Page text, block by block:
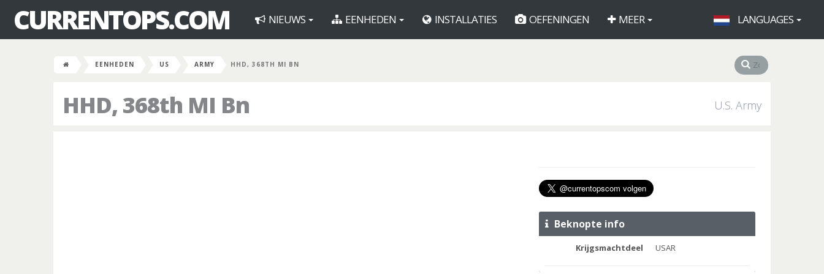
CURRENTOPS.COM NIEUWS EENHEDEN INSTALLATIES OEFENINGEN MEER LANGUAGES
EENHEDEN US ARMY HHD, 368TH MI BN
HHD, 368th MI Bn U.S. Army
Beknopte info
Krijgsmachtdeel USAR